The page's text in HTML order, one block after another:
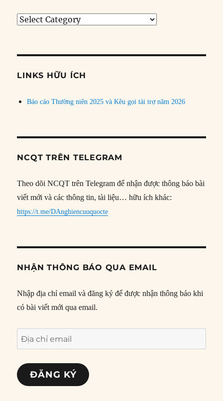
Tìm
đề
LINKS HỮU ÍCH
Báo cáo Thường niên 2025 và Kêu gọi tài trợ năm 2026
NCQT TRÊN TELEGRAM
Theo dõi NCQT trên Telegram để nhận được thông báo bài
viết mới và các thông tin, tài liệu… hữu ích khác:
https://t.me/DAnghiencuuquocte
NHẬN THÔNG BÁO QUA EMAIL
Nhập địa chỉ email và đăng ký để được nhận thông báo khi
có bài viết mới qua email.
Địa
chỉ
email
ĐĂNG KÝ